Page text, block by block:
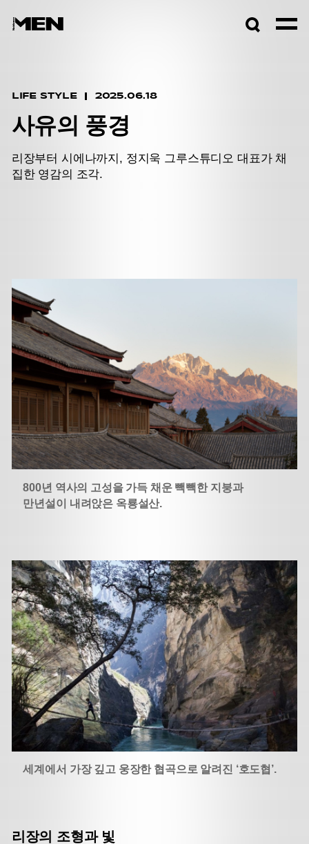
LIFE STYLE 2025.06.18
사유의 풍경
리장부터 시에나까지, 정지욱 그루스튜디오 대표가 채
집한 영감의 조각.
800년 역사의 고성을 가득 채운 빽빽한 지붕과
만년설이 내려앉은 옥룡설산.
세계에서 가장 깊고 웅장한 협곡으로 알려진 ‘호도협’.
리장의 조형과 빛